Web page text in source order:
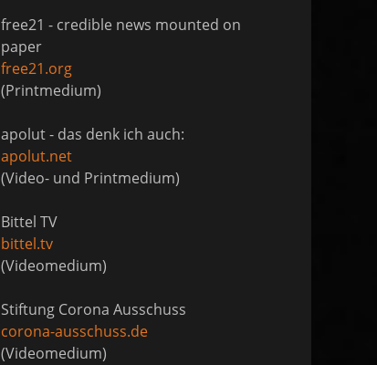
free21 - credible news mounted on
paper
free21.org
(Printmedium)
apolut - das denk ich auch:
apolut.net
(Video- und Printmedium)
Bittel TV
bittel.tv
(Videomedium)
Stiftung Corona Ausschuss
corona-ausschuss.de
(Videomedium)